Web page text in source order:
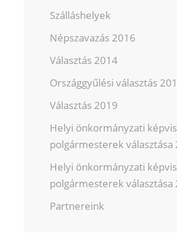
Szálláshelyek
Népszavazás 2016
Választás 2014
Országgyűlési választás
Választás 2019
Helyi önkormányzati
polgármesterek választása
Helyi önkormányzati
polgármesterek választása
Partnereink